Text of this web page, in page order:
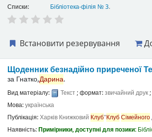
Списки:
Бібліотека-філія № 3.
Встановити резервування
Щоденник безнадійно приреченої
за Гнатко,Дарина.
Вид матеріалу: Текст; формат:звичайний друк
Мова:українська
Публікація:Харків Книжковий Клуб"КлубСімейного
Наявність:Примірники, доступні для позики: